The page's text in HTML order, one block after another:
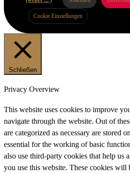
Cookie Einstellungen
Schließen
Privacy Overview
This website uses cookies to improve
navigate through the website. Out of
are categorized as necessary are stored
essential for the working of basic
also use third-party cookies that help us
you use this website. These cookies will